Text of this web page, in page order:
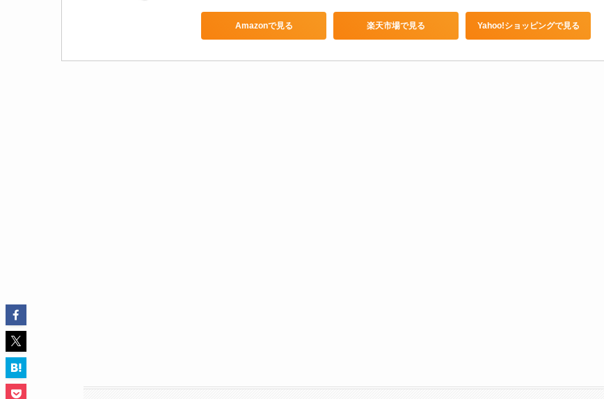
Amazonで見る 楽天市場で見る Yahoo!ショッピングで見る